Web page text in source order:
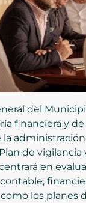
del
financiera y
la
de vigilancia
en
los planes